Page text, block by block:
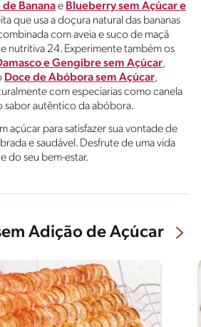
de Bananae Blueberry sem Açúcar e
que usa a doçura natural das bananas
com aveia e suco de maçã
nutritiva 24. Experimente também os
e Gengibre sem Açúcar,
Doce de Abóbora sem Açúcar,
com especiarias como canela
sabor autêntico da abóbora.
açúcar para satisfazer sua vontade de
e saudável. Desfrute de uma vida
do seu bem-estar.
Adição de Açúcar